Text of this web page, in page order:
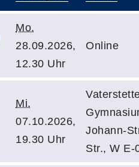
Mo.
28.09.2026,
12.30 Uhr
Online
Mi.
07.10.2026,
19.30 Uhr
Johann-
Str., W E-